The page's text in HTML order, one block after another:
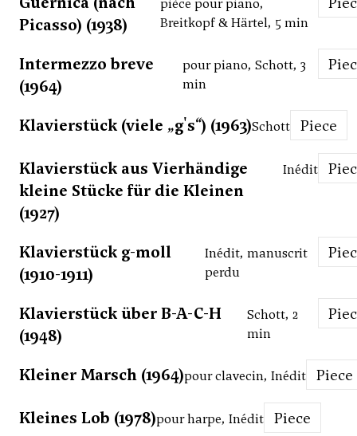
Picasso) (1938)
pièce pour piano,
Breitkopf & Härtel, 5 min
Intermezzo breve
(1964)
pour piano, Schott, 3
min
Klavierstück (viele „g's“) (1963)Schott Piece
Klavierstück aus Vierhändige
kleine Stücke für die Kleinen
(1927)
Inédit
Klavierstück g-moll
(1910-1911)
Inédit, manuscrit
perdu
Klavierstück über B-A-C-H
(1948)
Schott, 2
min
Kleiner Marsch (1964)pour clavecin, Inédit Piece
Kleines Lob (1978)pour harpe, Inédit Piece